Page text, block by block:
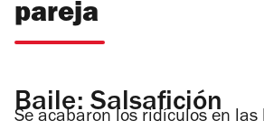
pareja
Baile: Salsafición
Se acabaron los ridículos en las